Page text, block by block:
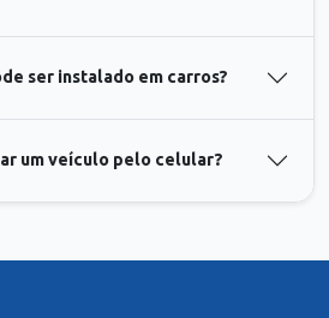
ser instalado em carros?
um veículo pelo celular?